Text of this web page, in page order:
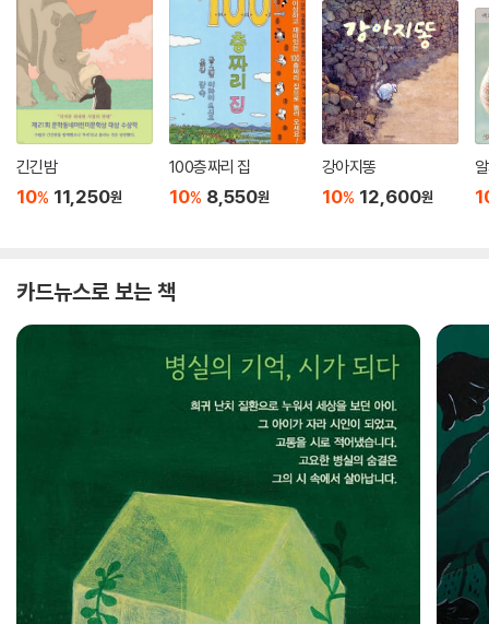
긴긴밤
10% 11,250원
100층짜리 집
10% 8,550원
강아지똥
10% 12,600원
카드뉴스로 보는 책